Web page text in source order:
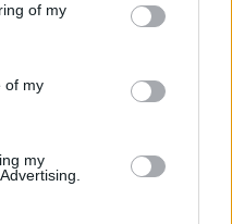
of my
of my
my
tiempo para que
con paciencia y sin